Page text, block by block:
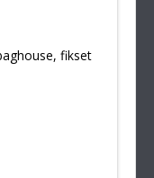
fikset